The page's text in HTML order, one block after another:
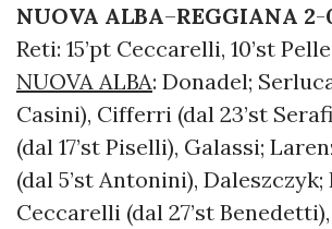
NUOVA ALBA–REGGIANA 2-
Reti: 15’pt Ceccarelli, 10’st
NUOVA ALBA: Donadel;
Casini), Cifferri (dal 23’st
(dal 17’st Piselli), Galassi;
(dal 5’st Antonini),
Ceccarelli (dal 27’st